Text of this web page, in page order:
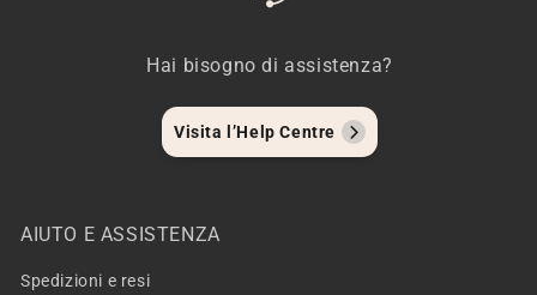
Hai bisogno di assistenza?
Visita l’Help Centre
AIUTO E ASSISTENZA
Spedizioni e resi